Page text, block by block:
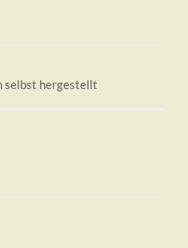
selbst hergestellt